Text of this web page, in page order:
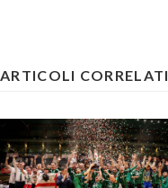
ARTICOLI CORRELATI